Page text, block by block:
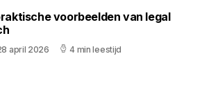
voorbeelden van legal
april 2026 4 min leestijd